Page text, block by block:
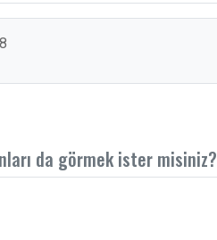
da görmek ister misiniz?